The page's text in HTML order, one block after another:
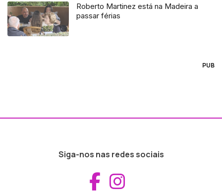
Roberto Martinez está na Madeira a
passar férias
PUB
Siga-nos nas redes sociais
Aceder ao